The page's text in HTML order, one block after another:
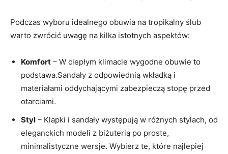
Podczas wyboru idealnego obuwia na tropikalny ślub
warto zwrócić uwagę na kilka istotnych aspektów:
Komfort – W ciepłym klimacie wygodne obuwie to
podstawa.Sandały z odpowiednią wkładką i
materiałami oddychającymi zabezpieczą stopę przed
otarciami.
Styl – Klapki i sandały występują w różnych stylach, od
eleganckich modeli z biżuterią po proste,
minimalistyczne wersje. Wybierz te, które najlepiej